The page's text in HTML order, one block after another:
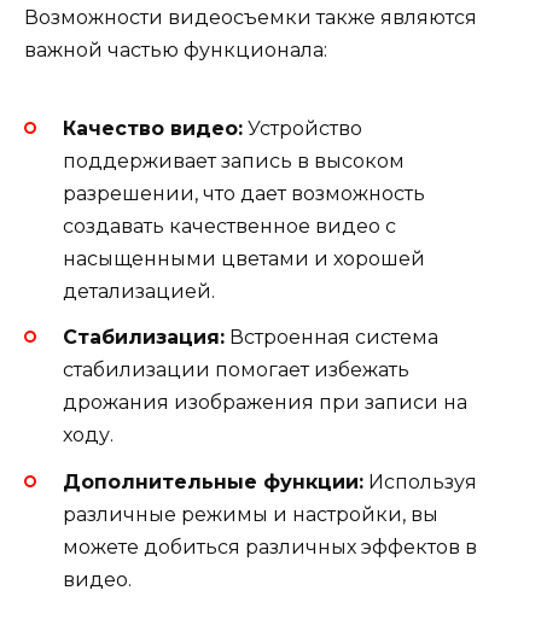
Возможности видеосъемки также являются
важной частью функционала:
Качество видео: Устройство
поддерживает запись в высоком
разрешении, что дает возможность
создавать качественное видео с
насыщенными цветами и хорошей
детализацией.
Стабилизация: Встроенная система
стабилизации помогает избежать
дрожания изображения при записи на
ходу.
Дополнительные функции: Используя
различные режимы и настройки, вы
можете добиться различных эффектов в
видео.